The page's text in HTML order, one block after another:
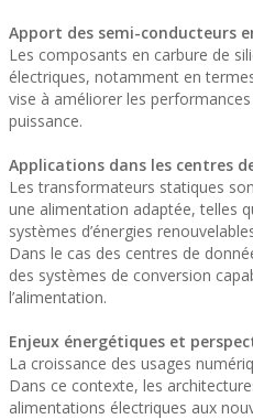
Apport des semi-conducteurs
Les composants en carbure de
électriques, notamment en
vise à améliorer les
puissance.
Applications dans les centres
Les transformateurs statiques
une alimentation adaptée, telles
systèmes d’énergies
Dans le cas des centres de
des systèmes de conversion
l’alimentation.
Enjeux énergétiques et
La croissance des usages
Dans ce contexte, les
alimentations électriques aux